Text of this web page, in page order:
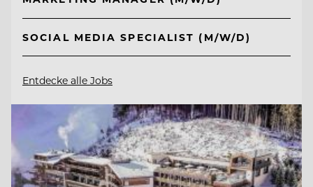
SOCIAL MEDIA SPECIALIST (M/W/D)
Entdecke alle Jobs